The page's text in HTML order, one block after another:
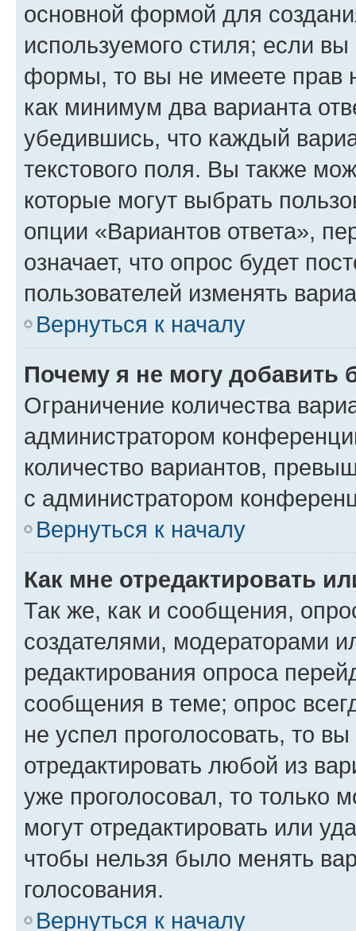
основной формой для
используемого стиля; если
формы, то вы не имеете прав
как минимум два варианта
убедившись, что каждый
текстового поля. Вы также
которые могут выбрать
опции «Вариантов ответа»,
означает, что опрос будет
пользователей изменять
Вернуться к началу
Почему я не могу добавить
Ограничение количества
администратором
количество вариантов,
с администратором
Вернуться к началу
Как мне отредактировать
Так же, как и сообщения,
создателями, модераторами
редактирования опроса
сообщения в теме; опрос
не успел проголосовать, то
отредактировать любой из
уже проголосовал, то только
могут отредактировать или
чтобы нельзя было менять
голосования.
Вернуться к началу